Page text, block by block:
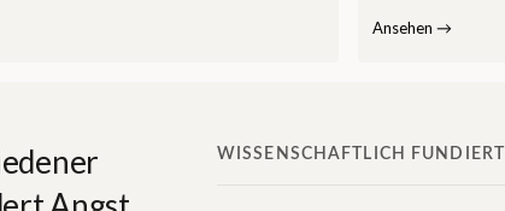
Ansehen →
WISSENSCHAFTLICH FUNDIERT